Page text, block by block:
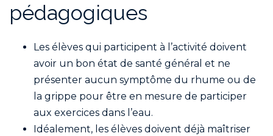
pédagogiques
Les élèves qui participent à l’activité doivent
avoir un bon état de santé général et ne
présenter aucun symptôme du rhume ou de
la grippe pour être en mesure de participer
aux exercices dans l’eau.
Idéalement, les élèves doivent déjà maîtriser